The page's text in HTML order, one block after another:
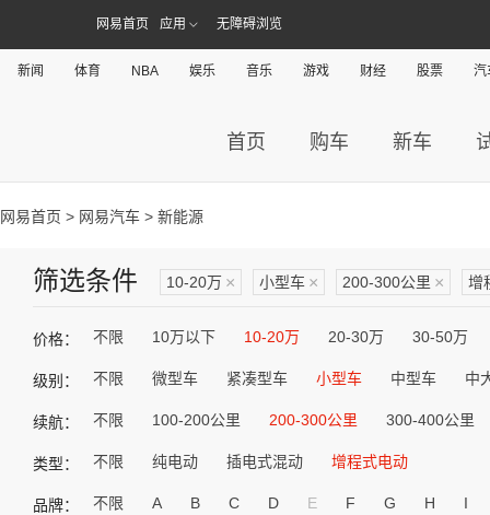
网易首页 应用 无障碍浏览
新闻 体育 NBA 娱乐 音乐 游戏 财经 股票 汽
首页 购车 新车
网易首页 > 网易汽车 > 新能源
筛选条件 10-20万 × 小型车 × 200-300公里 × 增
价格： 不限 10万以下 10-20万 20-30万 30-50万
级别： 不限 微型车 紧凑型车 小型车 中型车 中
续航： 不限 100-200公里 200-300公里 300-400公里
类型： 不限 纯电动 插电式混动 增程式电动
品牌： 不限 A B C D E F G H I